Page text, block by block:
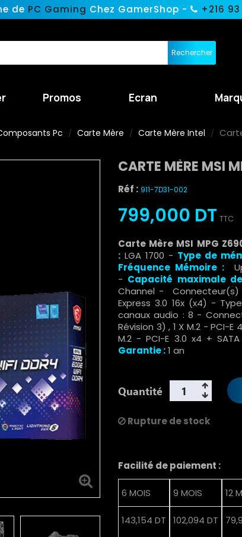
de PC Gaming Chez GamerShop - +216
Rechercher
Promos Ecran
Pc Carte Mère Carte Mère Intel
CARTE MÈRE MSI
Réf : 911-7D31-002
799,000 DT TTC
Carte Mère MSI MPG
: LGA 1700 - Type de
Fréquence Mémoire :
- Capacité maximale
Channel -
Express 3.0 16x (x4) -
canaux audio : 8 -
Révision 3) , 1 X M.2 - PCI-E
M.2 - PCI-E 3.0 x4 +
Garantie :1 an
Quantité
Rupture de stock
Facilité de paiement :
6 MOIS
143,154 DT
9 MOIS
102,094 DT
12